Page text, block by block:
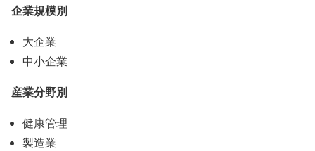
企業規模別
大企業
中小企業
産業分野別
健康管理
製造業